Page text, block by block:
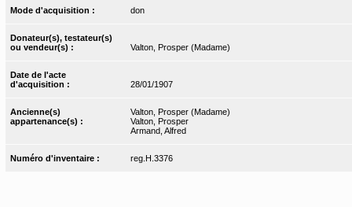
Mode d'acquisition : don
Donateur(s), testateur(s)
ou vendeur(s) :
Valton, Prosper (Madame)
Date de l'acte
d'acquisition :
28/01/1907
Ancienne(s)
appartenance(s) :
Valton, Prosper (Madame)
Valton, Prosper
Armand, Alfred
Numéro d'inventaire : reg.H.3376